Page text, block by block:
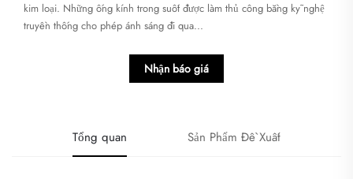
kim loại. Những ống kính trong suốt được làm thủ công bằng kỹ nghệ
truyền thống cho phép ánh sáng đi qua...
Nhận báo giá
Tổng quan Sản Phẩm Đề Xuất